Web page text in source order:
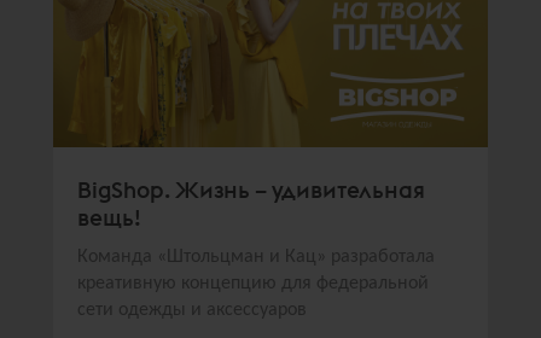
BigShop. Жизнь – удивительная
вещь!
Команда «Штольцман и Кац» разработала
креативную концепцию для федеральной
сети одежды и аксессуаров